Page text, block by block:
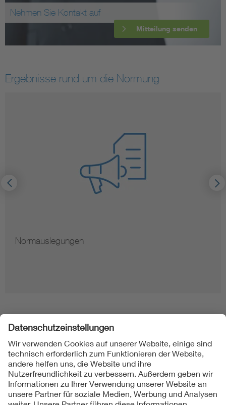
Nehmen Sie Kontakt auf
Mitteilung senden
Ergebnisse rund um die Normung
Folgen Sie uns